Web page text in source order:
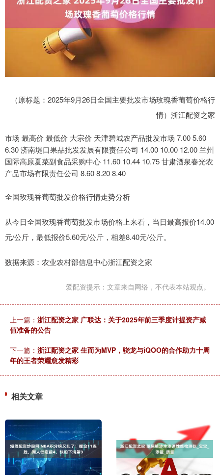
（原标题：2025年9月26日全国主要批发市场玫瑰香葡萄价格行
情）浙江配资之家
市场 最高价 最低价 大宗价 天津碧城农产品批发市场 7.00 5.60
6.30 济南堤口果品批发发展有限责任公司 14.00 10.00 12.00 兰州
国际高原夏菜副食品采购中心 11.60 10.44 10.75 甘肃酒泉春光农
产品市场有限责任公司 8.60 8.20 8.40
全国玫瑰香葡萄批发价格行情走势分析
从今日全国玫瑰香葡萄批发市场价格上来看，当日最高报价14.00
元/公斤，最低报价5.60元/公斤，相差8.40元/公斤。
数据来源：农业农村部信息中心浙江配资之家
爱配资提示：文章来自网络，不代表本站观点。
上一篇： 浙江配资之家 广联达：关于2025年前三季度计提资产减
值准备的公告
下一篇： 浙江配资之家 生而为MVP，骁龙与iQOO的合作助力十周
年的王者荣耀愈发精彩
相关文章